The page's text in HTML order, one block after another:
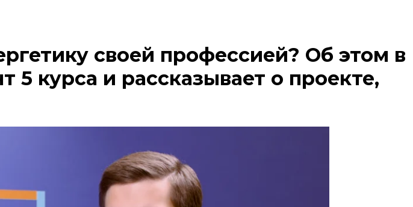
своей профессией? Об этом в
курса и рассказывает о проекте,